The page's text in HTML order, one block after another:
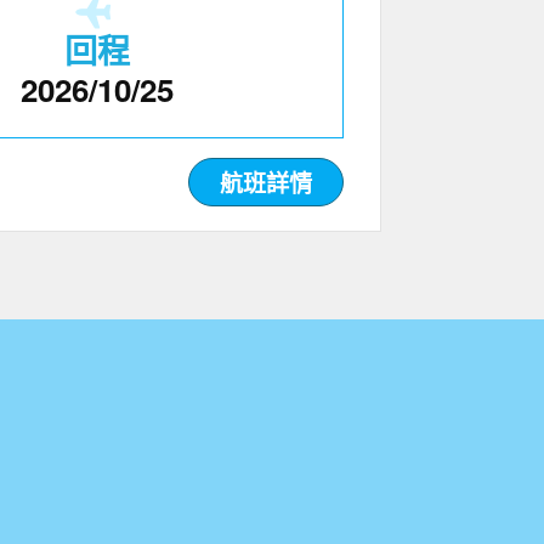
回程
2026/10/25
航班詳情